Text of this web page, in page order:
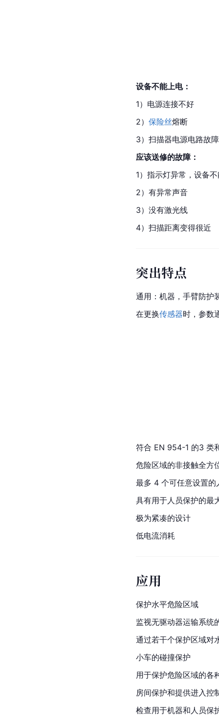
设备不能上电：
1）电源连接不好
2） 保险丝熔断
3）扫描器电源电路故障
应该送修的故障：
1）指示灯异常，设备
2）有异常声音
3）没有激光线
4）扫描距离变得很近
突出特点
通用：机器，手臂防护
在更换传感器时，参数
符合 EN 954-1 的3 类
危险区域的非接触全方
最多 4 个可任意设置的
具有用于人员保护的最
极为紧凑的设计
低电流消耗
应用
保护水平危险区域
监视无驱动器运输系统
通过若干个保护区域对
小车的碰撞保护
用于保护危险区域的各
房间保护和提供进入控
检查用于机器和人员保